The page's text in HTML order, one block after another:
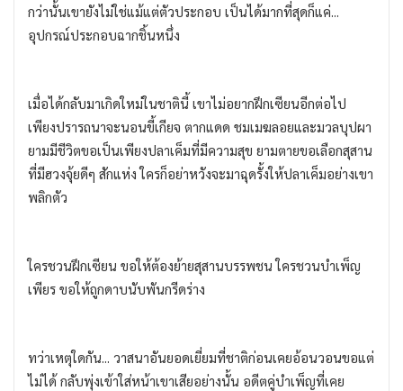
กว่านั้นเขายังไม่ใช่แม้แต่ตัวประกอบ เป็นได้มากที่สุดก็แค่...
อุปกรณ์ประกอบฉากชิ้นหนึ่ง
เมื่อได้กลับมาเกิดใหม่ในชาตินี้ เขาไม่อยากฝึกเซียนอีกต่อไป
เพียงปรารถนาจะนอนขี้เกียจ ตากแดด ชมเมฆลอยและมวลบุปผา
ยามมีชีวิตขอเป็นเพียงปลาเค็มที่มีความสุข ยามตายขอเลือกสุสาน
ที่มีฮวงจุ้ยดีๆ สักแห่ง ใครก็อย่าหวังจะมาฉุดรั้งให้ปลาเค็มอย่างเขา
พลิกตัว
ใครชวนฝึกเซียน ขอให้ต้องย้ายสุสานบรรพชน ใครชวนบำเพ็ญ
เพียร ขอให้ถูกดาบนับพันกรีดร่าง
ทว่าเหตุใดกัน... วาสนาอันยอดเยี่ยมที่ชาติก่อนเคยอ้อนวอนขอแต่
ไม่ได้ กลับพุ่งเข้าใส่หน้าเขาเสียอย่างนั้น อดีตคู่บำเพ็ญที่เคย